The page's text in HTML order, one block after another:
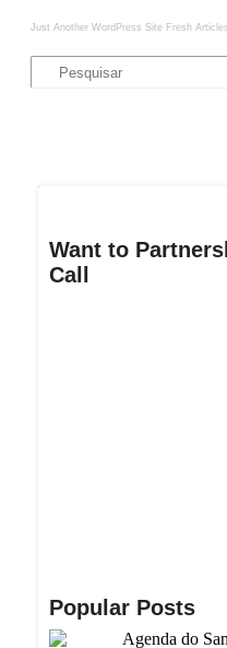
Just Another WordPress Site Fresh
Want to
Call
Popular Posts